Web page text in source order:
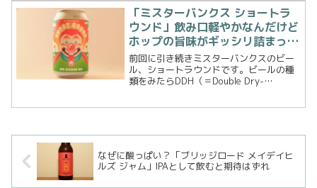
が、明らかに前回までのビールとラベル
画が変わ...
「ミスターバンクス ショートラ
ウンド」飲み口軽やかなんだけど
ホップの旨味がギッシリ詰まった
IPA！
前回に引き続きミスターバンクスのビー
ル、ショートラウンドです。ビールの種
類をみたらDDH（＝Double Dry-
なぜに酸っぱい？「ブリッジロード メイデイヒ
ルズ ジャム」IPAとして飲むと期待はずれ